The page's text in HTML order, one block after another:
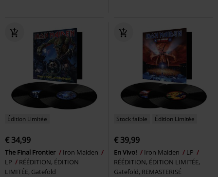
Édition Limitée
€ 34,99
The Final Frontier
Iron Maiden
LP
RÉÉDITION, ÉDITION
LIMITÉE, Gatefold
Stock faible Édition Limitée
€ 39,99
En Vivo! Iron Maiden
LP
RÉÉDITION, ÉDITION LIMITÉE,
Gatefold, REMASTERISÉ